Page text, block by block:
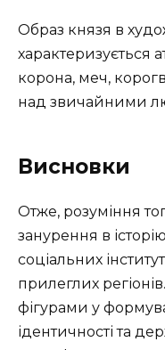
Образ князя в
характеризується
корона, меч,
над звичайними
Висновки
Отже, розуміння
занурення в
соціальних
прилеглих
фігурами у
ідентичності та